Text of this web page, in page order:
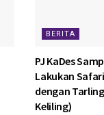
BERITA
PJ KaDes
Lakukan
dengan
Keliling)